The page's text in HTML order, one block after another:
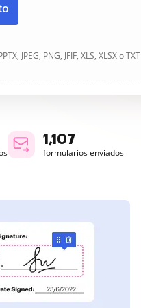
JPEG, PNG, JFIF, XLS, XLSX o TXT
1,107
formularios enviados